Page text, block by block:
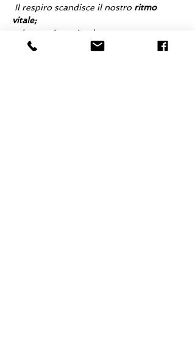
Il respiro scandisce il nostro ritmo
vitale;
calma, attiva, stimola, cura,
genera tranquillità, dona coraggio,